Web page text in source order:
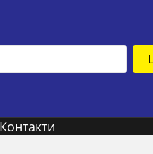
Контакти